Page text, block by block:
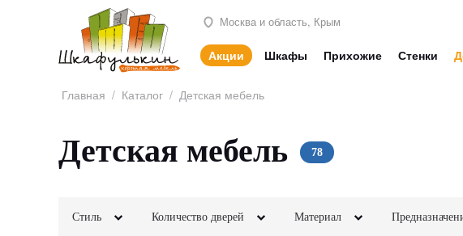
Москва и область, Крым
Акции Шкафы Прихожие Стенки
Главная / Каталог / Детская мебель
Стиль Количество дверей Материал
Детская мебель